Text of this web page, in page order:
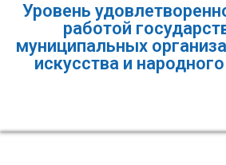
Уровень
работой
муниципальных
искусства и